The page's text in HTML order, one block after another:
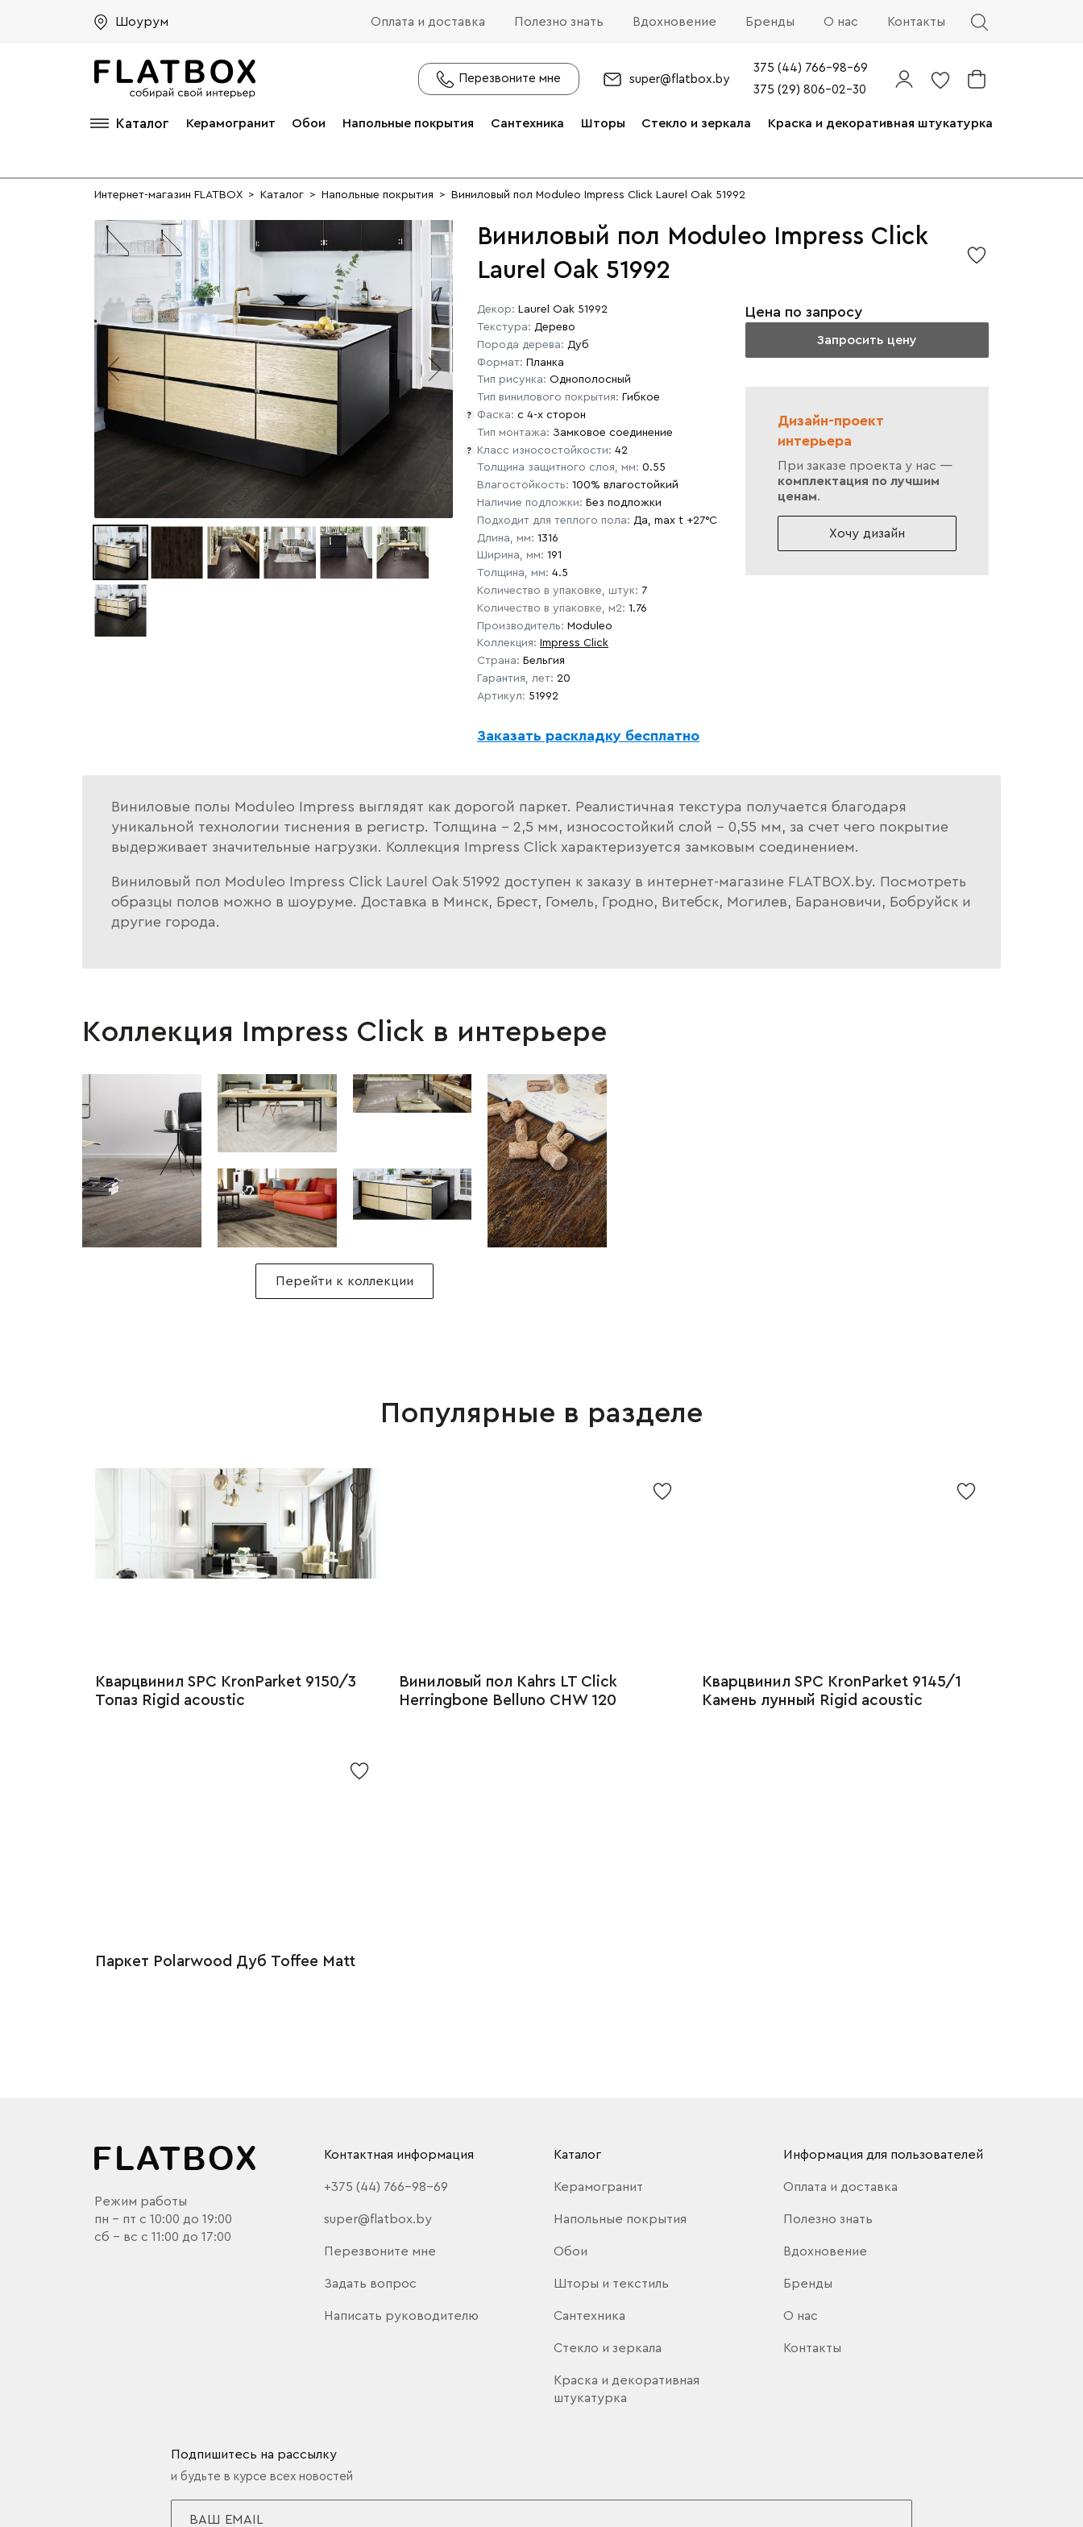
Шоурум Оплата и доставка Полезно знать Вдохновение Бренды О нас Контакты
Перезвоните мне super@flatbox.by
375 (44) 766-98-69
375 (29) 806-02-30
Каталог Керамогранит Обои Напольные покрытия Сантехника Шторы Стекло и зеркала Краска и декоративная штукатурка
Интернет-магазин FLATBOX > Каталог > Напольные покрытия > Виниловый пол Moduleo Impress Click Laurel Oak 51992
Виниловый пол Moduleo Impress Click
Laurel Oak 51992
Декор: Laurel Oak 51992
Текстура: Дерево
Порода дерева: Дуб
Формат: Планка
Тип рисунка: Однополосный
Тип винилового покрытия: Гибкое
? Фаска: с 4-х сторон
Тип монтажа: Замковое соединение
? Класс износостойкости: 42
Толщина защитного слоя, мм: 0.55
Влагостойкость: 100% влагостойкий
Наличие подложки: Без подложки
Подходит для теплого пола: Да, max t +27°C
Длина, мм: 1316
Ширина, мм: 191
Толщина, мм: 4.5
Количество в упаковке, штук: 7
Количество в упаковке, м2: 1.76
Производитель: Moduleo
Коллекция: Impress Click
Страна: Бельгия
Гарантия, лет: 20
Артикул: 51992
Заказать раскладку бесплатно
Цена по запросу
Запросить цену
Дизайн-проект
интерьера
При заказе проекта у нас —
комплектация по лучшим
ценам.
Хочу дизайн
Виниловые полы Moduleo Impress выглядят как дорогой паркет. Реалистичная текстура получается благодаря
уникальной технологии тиснения в регистр. Толщина – 2,5 мм, износостойкий слой – 0,55 мм, за счет чего покрытие
выдерживает значительные нагрузки. Коллекция Impress Click характеризуется замковым соединением.
Виниловый пол Moduleo Impress Click Laurel Oak 51992 доступен к заказу в интернет-магазине FLATBOX.by. Посмотреть
образцы полов можно в шоуруме. Доставка в Минск, Брест, Гомель, Гродно, Витебск, Могилев, Барановичи, Бобруйск и
другие города.
Коллекция Impress Click в интерьере
Перейти к коллекции
Популярные в разделе
Кварцвинил SPC KronParket 9150/3
Топаз Rigid acoustic
Виниловый пол Kahrs LT Click
Herringbone Belluno CHW 120
Кварцвинил SPC KronParket 9145/1
Камень лунный Rigid acoustic
Паркет Polarwood Дуб Toffee Matt
Режим работы
пн - пт с 10:00 до 19:00
сб - вс с 11:00 до 17:00
Контактная информация
+375 (44) 766-98-69
super@flatbox.by
Перезвоните мне
Задать вопрос
Написать руководителю
Каталог
Керамогранит
Напольные покрытия
Обои
Шторы и текстиль
Сантехника
Стекло и зеркала
Краска и декоративная
штукатурка
Информация для пользователей
Оплата и доставка
Полезно знать
Вдохновение
Бренды
О нас
Контакты
Подпишитесь на рассылку
и будьте в курсе всех новостей